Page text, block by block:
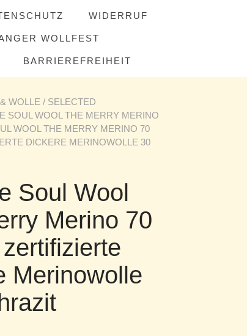
WIDERRUF
WOLLFEST
BARRIEREFREIHEIT
WOLLE / SELECTED
SOUL WOOL THE MERRY MERINO
WOOL THE MERRY MERINO 70
DICKERE MERINOWOLLE 30
Soul Wool
Merino 70
Merinowolle